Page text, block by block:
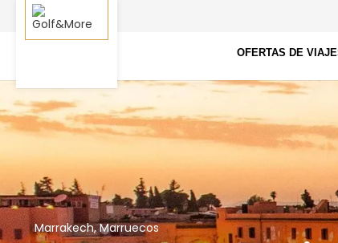
OFERTAS DE
Marrakech, Marruecos